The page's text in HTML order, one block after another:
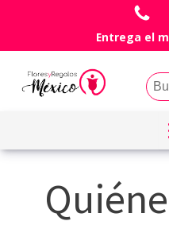
Entrega el
Pago Seguro